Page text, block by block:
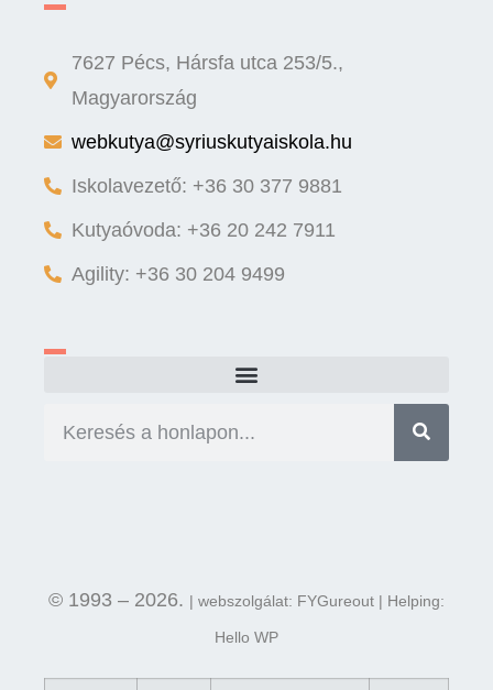
7627 Pécs, Hársfa utca 253/5.,
Magyarország
webkutya@syriuskutyaiskola.hu
Iskolavezető: +36 30 377 9881
Kutyaóvoda: +36 20 242 7911
Agility: +36 30 204 9499
© 1993 – 2026. | webszolgálat: FYGureout | Helping:
Hello WP